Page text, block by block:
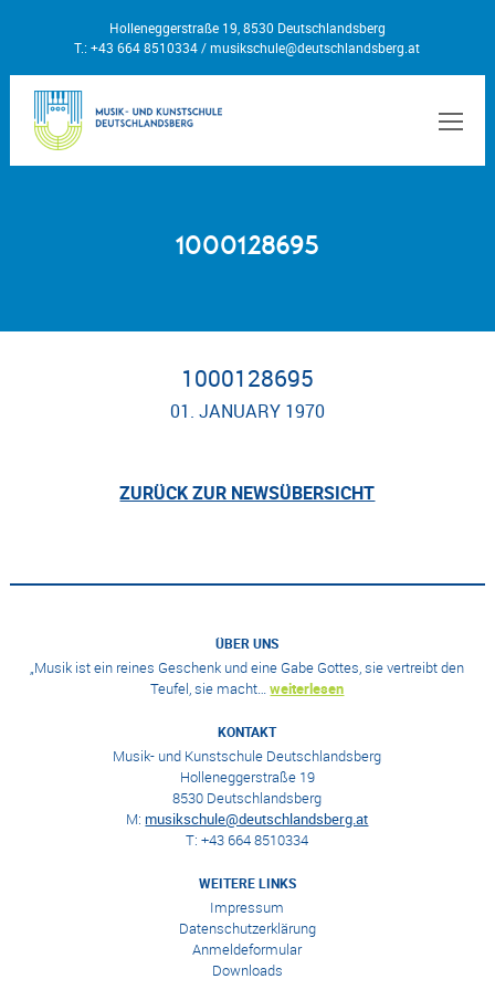
Holleneggerstraße 19, 8530 Deutschlandsberg
T.: +43 664 8510334 /musikschule@deutschlandsberg.at
1000128695
1000128695
01. JANUARY 1970
ZURÜCK ZUR NEWSÜBERSICHT
ÜBER UNS
„Musik ist ein reines Geschenk und eine Gabe Gottes, sie vertreibt den
Teufel, sie macht…weiterlesen
KONTAKT
Musik- und Kunstschule Deutschlandsberg
Holleneggerstraße 19
8530 Deutschlandsberg
M: musikschule@deutschlandsberg.at
T: +43 664 8510334
WEITERE LINKS
Impressum
Datenschutzerklärung
Anmeldeformular
Downloads